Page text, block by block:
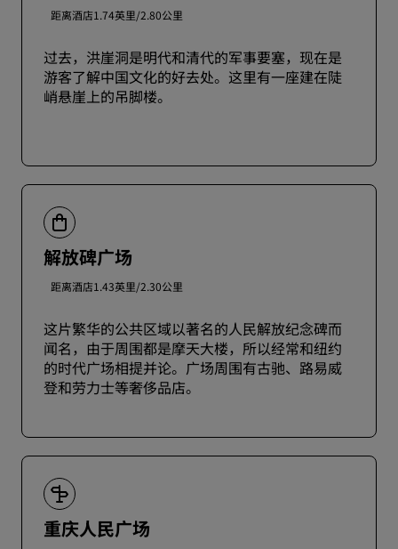
距离酒店1.74英里/2.80公里
过去，洪崖洞是明代和清代的军事要塞，现在是
游客了解中国文化的好去处。这里有一座建在陡
峭悬崖上的吊脚楼。
解放碑广场
距离酒店1.43英里/2.30公里
这片繁华的公共区域以著名的人民解放纪念碑而
闻名，由于周围都是摩天大楼，所以经常和纽约
的时代广场相提并论。广场周围有古驰、路易威
登和劳力士等奢侈品店。
重庆人民广场